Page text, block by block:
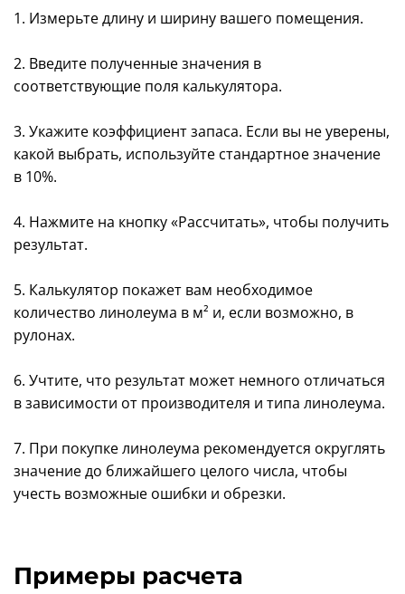
1. Измерьте длину и ширину вашего помещения.
2. Введите полученные значения в
соответствующие поля калькулятора.
3. Укажите коэффициент запаса. Если вы не уверены,
какой выбрать, используйте стандартное значение
в 10%.
4. Нажмите на кнопку «Рассчитать», чтобы получить
результат.
5. Калькулятор покажет вам необходимое
количество линолеума в м² и, если возможно, в
рулонах.
6. Учтите, что результат может немного отличаться
в зависимости от производителя и типа линолеума.
7. При покупке линолеума рекомендуется округлять
значение до ближайшего целого числа, чтобы
учесть возможные ошибки и обрезки.
Примеры расчета